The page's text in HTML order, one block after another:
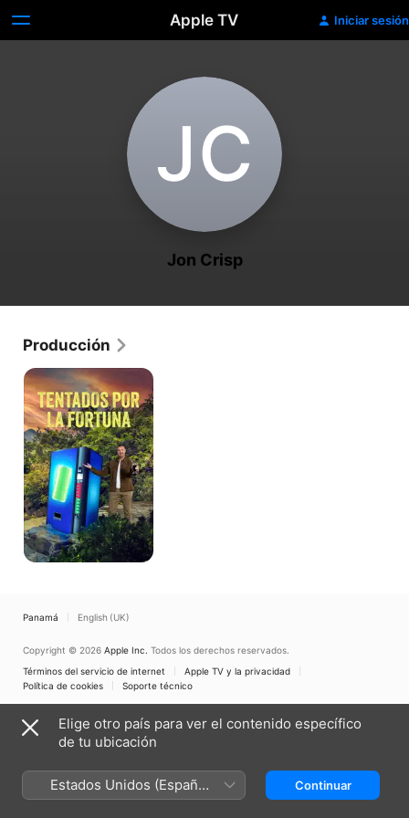
Apple TV Iniciar sesión
J‌C
Jon Crisp
Producción
Tentados
por
la
fortuna
Panamá English (UK)
Copyright © 2026 Apple Inc. Todos los derechos reservados.
Términos del servicio de internet
Apple TV y la privacidad
Política de cookies
Soporte técnico
Elige otro país para ver el contenido específico
de tu ubicación
Estados Unidos (Español
México)
Continuar